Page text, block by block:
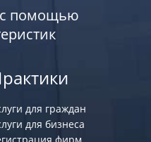
с помощью
для граждан
для бизнеса